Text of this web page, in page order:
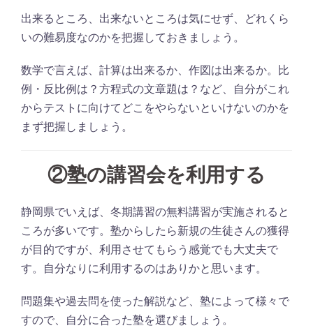
出来るところ、出来ないところは気にせず、どれくら
いの難易度なのかを把握しておきましょう。
数学で言えば、計算は出来るか、作図は出来るか。比
例・反比例は？方程式の文章題は？など、自分がこれ
からテストに向けてどこをやらないといけないのかを
まず把握しましょう。
②塾の講習会を利用する
静岡県でいえば、冬期講習の無料講習が実施されると
ころが多いです。塾からしたら新規の生徒さんの獲得
が目的ですが、利用させてもらう感覚でも大丈夫で
す。自分なりに利用するのはありかと思います。
問題集や過去問を使った解説など、塾によって様々で
すので、自分に合った塾を選びましょう。